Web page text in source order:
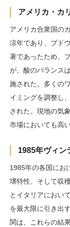
アメリカ・カ
アメリカ合衆国の
涼年であり、ブド
著であったため、
が、酸のバランス
施された。多くの
イミングを調整し
された。現地の気
市場においても高
1985年ヴィン
1985年の各国にお
壌特性、そして収
とイタリアにおい
を最大限に引き出
関は、これらの結